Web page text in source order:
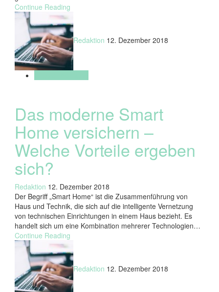
Continue Reading
Redaktion 12. Dezember 2018
Das moderne Smart
Home versichern –
Welche Vorteile ergeben
sich?
Redaktion 12. Dezember 2018
Der Begriff „Smart Home“ ist die Zusammenführung von
Haus und Technik, die sich auf die intelligente Vernetzung
von technischen Einrichtungen in einem Haus bezieht. Es
handelt sich um eine Kombination mehrerer Technologien…
Continue Reading
Redaktion 12. Dezember 2018